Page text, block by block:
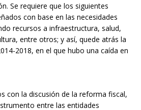
Se requiere que los siguientes
con base en las necesidades
recursos a infraestructura, salud,
entre otros; y así, quede atrás la
2018, en el que hubo una caída en
con la discusión de la reforma fiscal,
entre las entidades